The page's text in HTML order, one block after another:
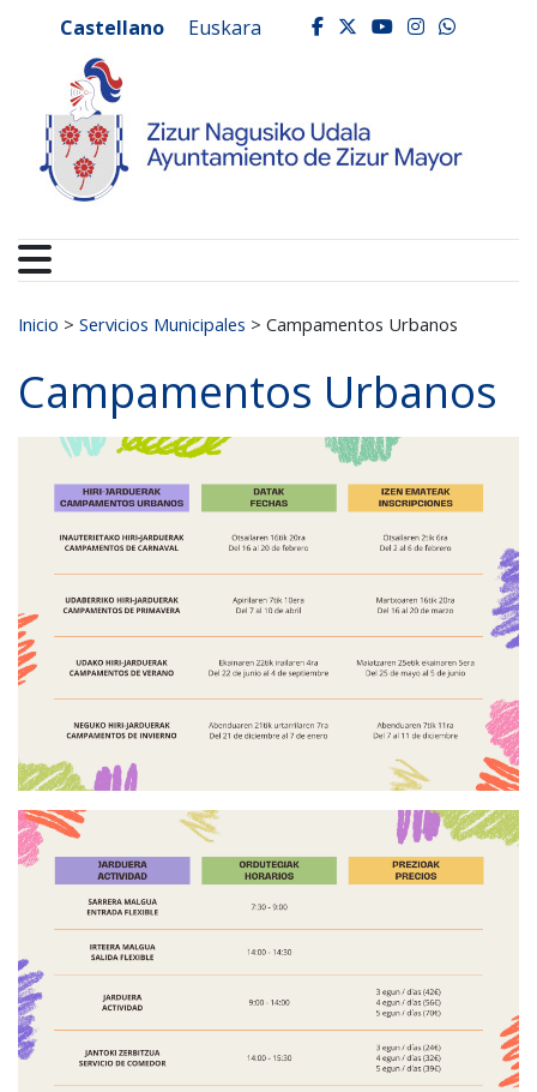
Ayuntamiento de
Castellano Euskara facebook
twitter
youtube
Buscar:
Inicio > Servicios Municipales > Campamentos Urbanos
Campamentos Urbanos